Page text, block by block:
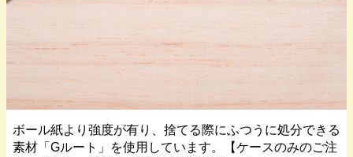
ボール紙より強度が有り、捨てる際にふつうに処分できる
素材「Gルート」を使用しています。【ケースのみのご注